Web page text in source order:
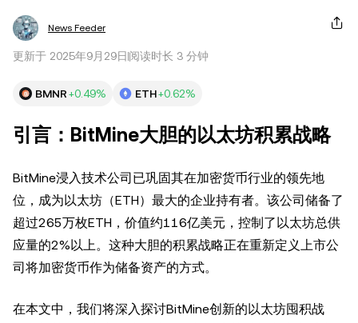
News Feeder
更新于 2025年9月29日 阅读时长 3 分钟
BMNR+0.49% ETH+0.62%
引言：BitMine大胆的以太坊积累战略
BitMine浸入技术公司已巩固其在加密货币行业的领先地
位，成为以太坊（ETH）最大的企业持有者。该公司储备了
超过265万枚ETH，价值约116亿美元，控制了以太坊总供
应量的2%以上。这种大胆的积累战略正在重新定义上市公
司将加密货币作为储备资产的方式。
在本文中，我们将深入探讨BitMine创新的以太坊囤积战